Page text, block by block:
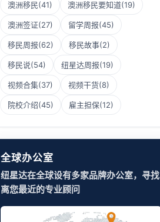
澳洲移民(41) 澳洲移民要知道(19)
澳洲签证(27) 留学周报(45)
移民周报(62) 移民故事(2)
移民说(54) 纽星达周报(19)
视频合集(37) 视频干货(8)
院校介绍(45) 雇主担保(12)
全球办公室
纽星达在全球设有多家品牌办公室，寻找
离您最近的专业顾问